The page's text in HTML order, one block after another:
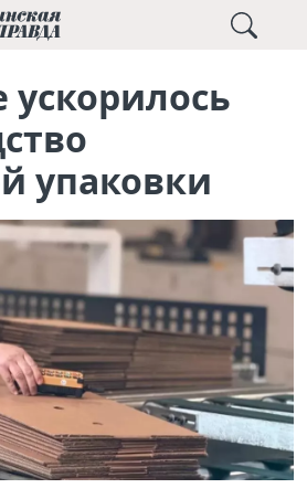
ускорилось
упаковки